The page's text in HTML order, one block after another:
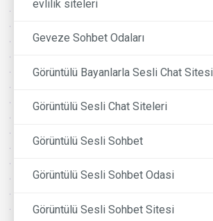
evlilik siteleri
Geveze Sohbet Odaları
Görüntülü Bayanlarla Sesli Chat Sitesi
Görüntülü Sesli Chat Siteleri
Görüntülü Sesli Sohbet
Görüntülü Sesli Sohbet Odasi
Görüntülü Sesli Sohbet Sitesi